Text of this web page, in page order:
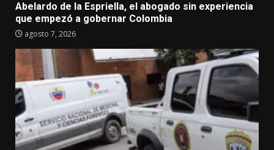
Abelardo de la Espriella, el abogado sin experiencia
que empezó a gobernar Colombia
agosto 7, 2026